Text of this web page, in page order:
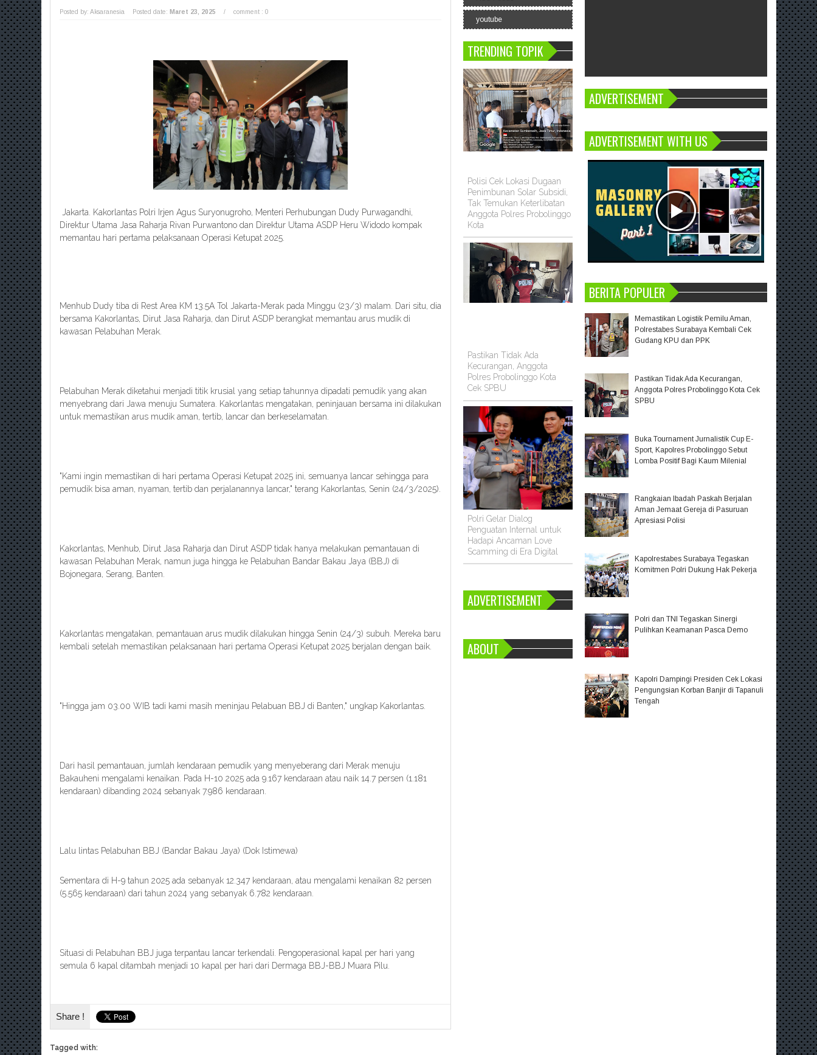
Posted by: Aksaranesia Posted date: Maret 23, 2025 / comment : 0
Jakarta. Kakorlantas Polri Irjen Agus Suryonugroho, Menteri Perhubungan Dudy Purwagandhi,
Direktur Utama Jasa Raharja Rivan Purwantono dan Direktur Utama ASDP Heru Widodo kompak
memantau hari pertama pelaksanaan Operasi Ketupat 2025.
Menhub Dudy tiba di Rest Area KM 13.5A Tol Jakarta-Merak pada Minggu (23/3) malam. Dari situ, dia
bersama Kakorlantas, Dirut Jasa Raharja, dan Dirut ASDP berangkat memantau arus mudik di
kawasan Pelabuhan Merak.
Pelabuhan Merak diketahui menjadi titik krusial yang setiap tahunnya dipadati pemudik yang akan
menyebrang dari Jawa menuju Sumatera. Kakorlantas mengatakan, peninjauan bersama ini dilakukan
untuk memastikan arus mudik aman, tertib, lancar dan berkeselamatan.
"Kami ingin memastikan di hari pertama Operasi Ketupat 2025 ini, semuanya lancar sehingga para
pemudik bisa aman, nyaman, tertib dan perjalanannya lancar," terang Kakorlantas, Senin (24/3/2025).
Kakorlantas, Menhub, Dirut Jasa Raharja dan Dirut ASDP tidak hanya melakukan pemantauan di
kawasan Pelabuhan Merak, namun juga hingga ke Pelabuhan Bandar Bakau Jaya (BBJ) di
Bojonegara, Serang, Banten.
Kakorlantas mengatakan, pemantauan arus mudik dilakukan hingga Senin (24/3) subuh. Mereka baru
kembali setelah memastikan pelaksanaan hari pertama Operasi Ketupat 2025 berjalan dengan baik.
"Hingga jam 03.00 WIB tadi kami masih meninjau Pelabuan BBJ di Banten," ungkap Kakorlantas.
Dari hasil pemantauan, jumlah kendaraan pemudik yang menyeberang dari Merak menuju
Bakauheni mengalami kenaikan. Pada H-10 2025 ada 9.167 kendaraan atau naik 14.7 persen (1.181
kendaraan) dibanding 2024 sebanyak 7.986 kendaraan.
Lalu lintas Pelabuhan BBJ (Bandar Bakau Jaya) (Dok Istimewa)
Sementara di H-9 tahun 2025 ada sebanyak 12.347 kendaraan, atau mengalami kenaikan 82 persen
(5.565 kendaraan) dari tahun 2024 yang sebanyak 6.782 kendaraan.
Situasi di Pelabuhan BBJ juga terpantau lancar terkendali. Pengoperasional kapal per hari yang
semula 6 kapal ditambah menjadi 10 kapal per hari dari Dermaga BBJ-BBJ Muara Pilu.
Share !
Tagged with:
youtube
TRENDING TOPIK
Polisi Cek Lokasi Dugaan
Penimbunan Solar Subsidi,
Tak Temukan Keterlibatan
Anggota Polres Probolinggo
Kota
Pastikan Tidak Ada
Kecurangan, Anggota
Polres Probolinggo Kota
Cek SPBU
Polri Gelar Dialog
Penguatan Internal untuk
Hadapi Ancaman Love
Scamming di Era Digital
ADVERTISEMENT
ABOUT
ADVERTISEMENT
ADVERTISEMENT WITH US
BERITA POPULER
Memastikan Logistik Pemilu Aman,
Polrestabes Surabaya Kembali Cek
Gudang KPU dan PPK
Pastikan Tidak Ada Kecurangan,
Anggota Polres Probolinggo Kota Cek
SPBU
Buka Tournament Jurnalistik Cup E-
Sport, Kapolres Probolinggo Sebut
Lomba Positif Bagi Kaum Milenial
Rangkaian Ibadah Paskah Berjalan
Aman Jemaat Gereja di Pasuruan
Apresiasi Polisi
Kapolrestabes Surabaya Tegaskan
Komitmen Polri Dukung Hak Pekerja
Polri dan TNI Tegaskan Sinergi
Pulihkan Keamanan Pasca Demo
Kapolri Dampingi Presiden Cek Lokasi
Pengungsian Korban Banjir di Tapanuli
Tengah